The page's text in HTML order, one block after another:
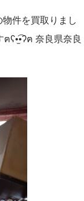
件を買取りまし
ʕ•̫͡•ʔฅ 奈良県奈良